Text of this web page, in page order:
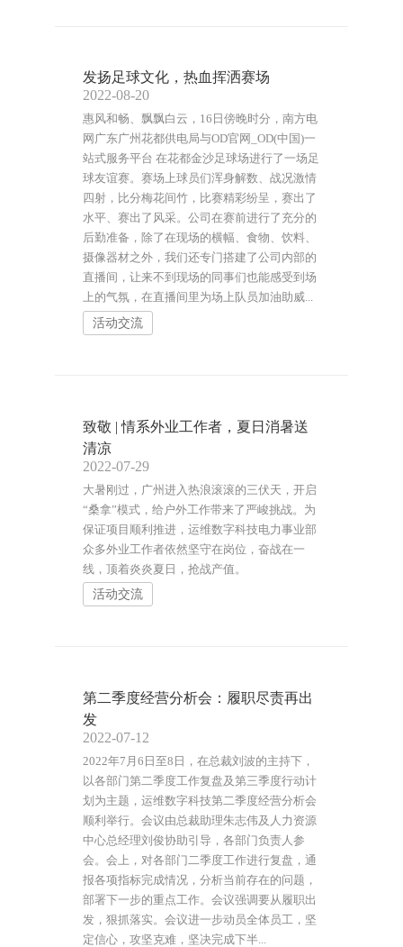
发扬足球文化，热血挥洒赛场
2022-08-20
惠风和畅、飘飘白云，16日傍晚时分，南方电
网广东广州花都供电局与OD官网_OD(中国)一
站式服务平台 在花都金沙足球场进行了一场足
球友谊赛。赛场上球员们浑身解数、战况激情
四射，比分梅花间竹，比赛精彩纷呈，赛出了
水平、赛出了风采。公司在赛前进行了充分的
后勤准备，除了在现场的横幅、食物、饮料、
摄像器材之外，我们还专门搭建了公司内部的
直播间，让来不到现场的同事们也能感受到场
上的气氛，在直播间里为场上队员加油助威...
活动交流
致敬 | 情系外业工作者，夏日消暑送
清凉
2022-07-29
大暑刚过，广州进入热浪滚滚的三伏天，开启
“桑拿”模式，给户外工作带来了严峻挑战。为
保证项目顺利推进，运维数字科技电力事业部
众多外业工作者依然坚守在岗位，奋战在一
线，顶着炎炎夏日，抢战产值。
活动交流
第二季度经营分析会：履职尽责再出
发
2022-07-12
2022年7月6日至8日，在总裁刘波的主持下，
以各部门第二季度工作复盘及第三季度行动计
划为主题，运维数字科技第二季度经营分析会
顺利举行。会议由总裁助理朱志伟及人力资源
中心总经理刘俊协助引导，各部门负责人参
会。会上，对各部门二季度工作进行复盘，通
报各项指标完成情况，分析当前存在的问题，
部署下一步的重点工作。会议强调要从履职出
发，狠抓落实。会议进一步动员全体员工，坚
定信心，攻坚克难，坚决完成下半...